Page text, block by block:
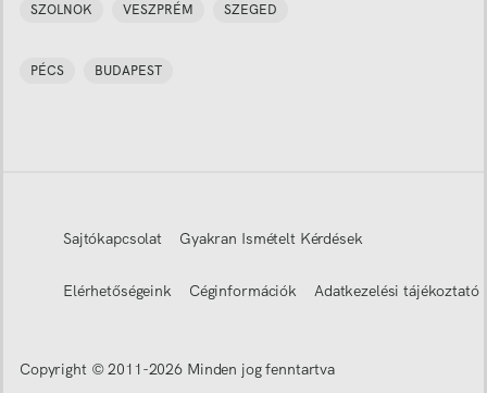
SZOLNOK VESZPRÉM SZEGED
PÉCS BUDAPEST
Sajtókapcsolat Gyakran Ismételt Kérdések
Elérhetőségeink Céginformációk Adatkezelési tájékoztató
Copyright © 2011-2026 Minden jog fenntartva